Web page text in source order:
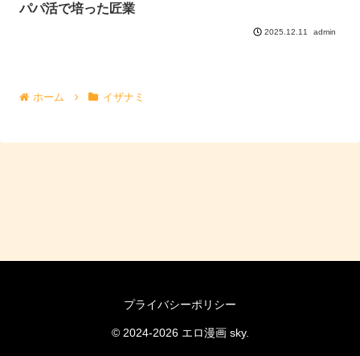
パパ活で培った匠業
2025.12.11 admin
ホーム イザナミ
プライバシーポリシー
© 2024-2026 エロ漫画 sky.